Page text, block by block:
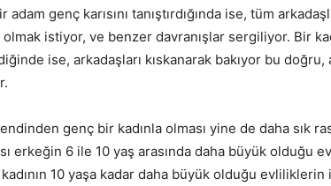
adam genç karısını tanıştırdığında ise, tüm
istiyor, ve benzer davranışlar sergiliyor. Bir
ise, arkadaşları kıskanarak bakıyor bu
genç bir kadınla olması yine de daha sık
erkeğin 6 ile 10 yaş arasında daha büyük olduğu
10 yaşa kadar daha büyük olduğu